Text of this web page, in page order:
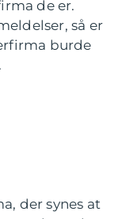
de er.
så er
burde
der synes at